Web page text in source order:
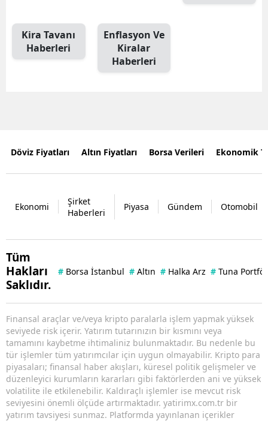
Kira Tavanı
Haberleri
Enflasyon Ve
Kiralar
Haberleri
Döviz Fiyatları Altın Fiyatları Borsa Verileri Ekonomik
Ekonomi
Şirket
Haberleri
Piyasa Gündem Otomobil
Tüm
Hakları
Saklıdır.
# Borsa İstanbul # Altın # Halka Arz # Tuna
Finansal araçlar ve/veya kripto paralarla işlem yapmak yüksek
seviyede risk içerir. Yatırım tutarınızın bir kısmını veya
tamamını kaybetme ihtimaliniz bulunmaktadır. Bu nedenle bu
tür işlemler tüm yatırımcılar için uygun olmayabilir. Kripto para
piyasaları; finansal haber akışları, küresel politik gelişmeler ve
düzenleyici kurumların kararları gibi faktörlerden ani ve yüksek
volatilite ile etkilenebilir. Kaldıraçlı işlemler ise mevcut risk
seviyesini önemli ölçüde artırmaktadır. yatirimx.com.tr bir
yatırım tavsiyesi sunmaz. Platformda yayınlanan içerikler